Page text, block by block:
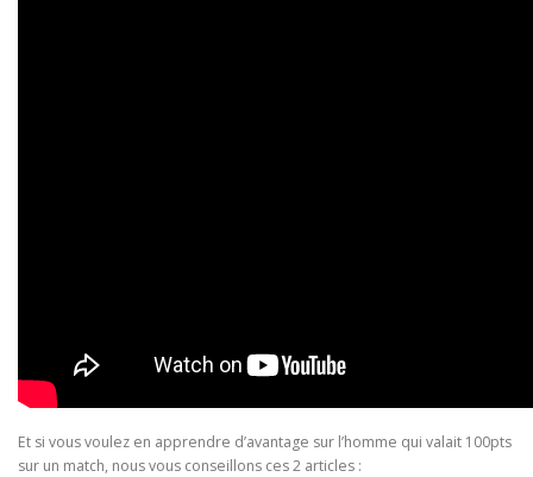
Et si vous voulez en apprendre d’avantage sur l’homme qui valait 100pts
sur un match, nous vous conseillons ces 2 articles :